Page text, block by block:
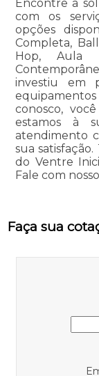
Encontre a
com os
opções
Completa,
Hop, Aula
investiu em
conosco,
estamos à
atendimento
sua
do Ventre
Fale com
Faça sua